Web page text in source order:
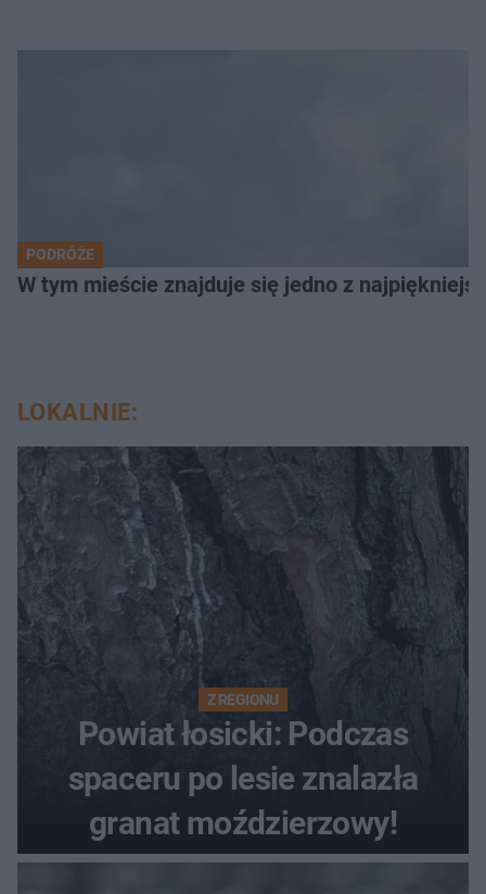
PODRÓŻE
W tym mieście znajduje się jedno z
LOKALNIE:
Z REGIONU
Powiat łosicki: Podczas
spaceru po lesie znalazła
granat moździerzowy!